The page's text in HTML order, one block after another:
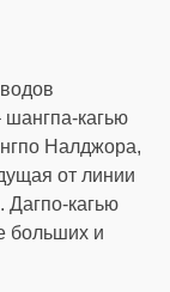
шангпа-кагью
Налджора,
от линии
кагью
больших и